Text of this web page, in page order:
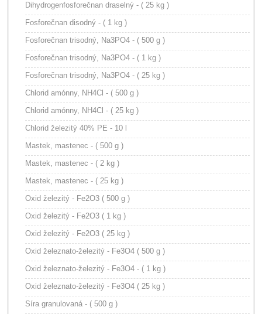
Dihydrogenfosforečnan draselný - ( 25 kg )
Fosforečnan disodný - ( 1 kg )
Fosforečnan trisodný, Na3PO4 - ( 500 g )
Fosforečnan trisodný, Na3PO4 - ( 1 kg )
Fosforečnan trisodný, Na3PO4 - ( 25 kg )
Chlorid amónny, NH4Cl - ( 500 g )
Chlorid amónny, NH4Cl - ( 25 kg )
Chlorid železitý 40% PE - 10 l
Mastek, mastenec - ( 500 g )
Mastek, mastenec - ( 2 kg )
Mastek, mastenec - ( 25 kg )
Oxid železitý - Fe2O3 ( 500 g )
Oxid železitý - Fe2O3 ( 1 kg )
Oxid železitý - Fe2O3 ( 25 kg )
Oxid železnato-železitý - Fe3O4 ( 500 g )
Oxid železnato-železitý - Fe3O4 - ( 1 kg )
Oxid železnato-železitý - Fe3O4 ( 25 kg )
Síra granulovaná - ( 500 g )